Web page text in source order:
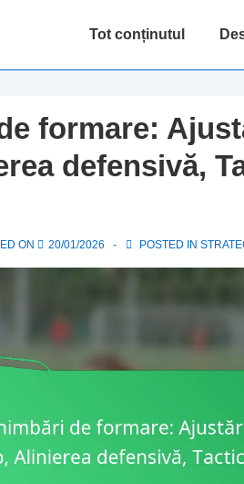
Main
Tot conținutul
formare:
defensivă,
ON 20/01/2026 POSTED IN